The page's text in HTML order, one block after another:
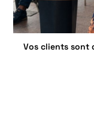
Vos clients sont